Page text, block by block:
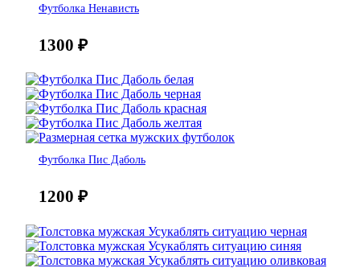
Футболка Ненависть
1300 ₽
Футболка Пис Даболь
1200 ₽